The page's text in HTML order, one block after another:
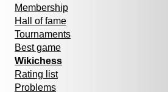
Membership
Hall of fame
Tournaments
Best game
Wikichess
Rating list
Problems